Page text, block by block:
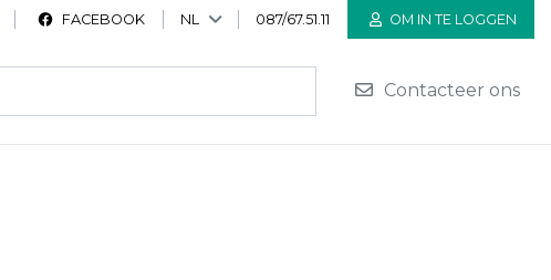
FACEBOOK NL 087/67.51.11 OM IN TE LOGGEN
Contacteer ons